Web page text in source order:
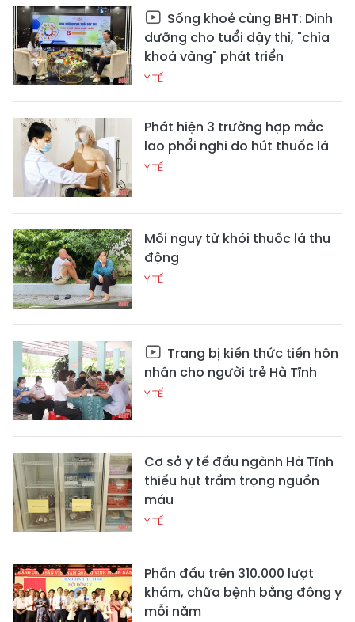
Sống khoẻ cùng BHT: Dinh
dưỡng cho tuổi dậy thì, "chìa
khoá vàng" phát triển
Y TẾ
Phát hiện 3 trường hợp mắc
lao phổi nghi do hút thuốc lá
Y TẾ
Mối nguy từ khói thuốc lá thụ
động
Y TẾ
Trang bị kiến thức tiền hôn
nhân cho người trẻ Hà Tĩnh
Y TẾ
Cơ sở y tế đầu ngành Hà Tĩnh
thiếu hụt trầm trọng nguồn
máu
Y TẾ
Phấn đấu trên 310.000 lượt
khám, chữa bệnh bằng đông y
mỗi năm